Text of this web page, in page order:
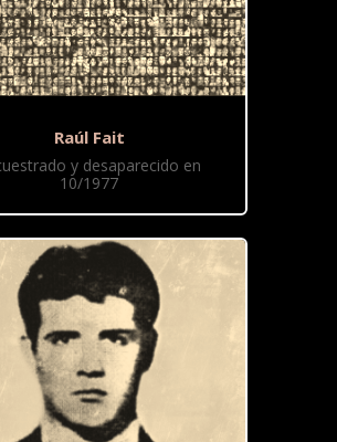
Raúl Fait
y desaparecido en
10/1977